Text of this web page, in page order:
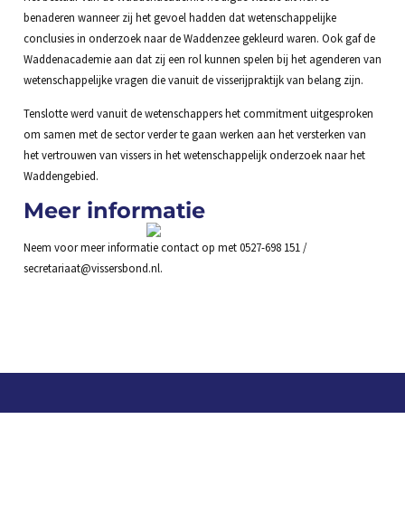
benaderen wanneer zij het gevoel hadden dat wetenschappelijke
conclusies in onderzoek naar de Waddenzee gekleurd waren. Ook gaf de
Waddenacademie aan dat zij een rol kunnen spelen bij het agenderen van
wetenschappelijke vragen die vanuit de visserijpraktijk van belang zijn.
Tenslotte werd vanuit de wetenschappers het commitment uitgesproken
om samen met de sector verder te gaan werken aan het versterken van
het vertrouwen van vissers in het wetenschappelijk onderzoek naar het
Waddengebied.
Meer informatie
Neem voor meer informatie contact op met 0527-698 151 /
secretariaat@vissersbond.nl.